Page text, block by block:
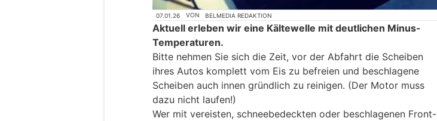
07.01.26 VON BELMEDIA REDAKTION
Aktuell erleben wir eine Kältewelle mit deutlichen Minus-
Temperaturen.
Bitte nehmen Sie sich die Zeit, vor der Abfahrt die Scheiben
ihres Autos komplett vom Eis zu befreien und beschlagene
Scheiben auch innen gründlich zu reinigen. (Der Motor muss
dazu nicht laufen!)
Wer mit vereisten, schneebedeckten oder beschlagenen Front-